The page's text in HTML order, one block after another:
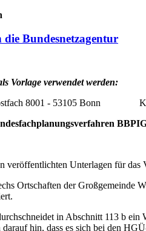
Bundesnetzagentur
Vorlage verwendet werden:
8001 - 53105 Bonn
veröffentlichten Unterlagen für
Ortschaften der Großgemeinde
in Abschnitt 113 b
hin, dass es sich bei den